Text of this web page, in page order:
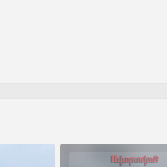
Ավարտված